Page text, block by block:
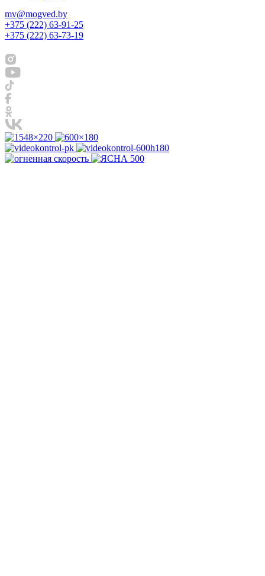
mv@mogved.by
+375 (222) 63-91-25
+375 (222) 63-73-19